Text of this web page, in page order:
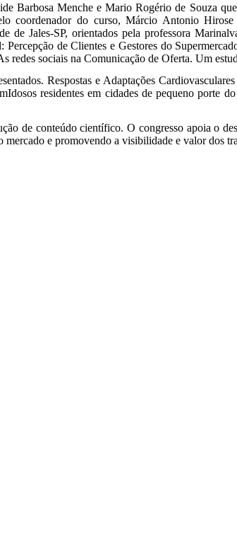
Barbosa Menche e Mario Rogério de Souza
coordenador do curso, Márcio Antonio
de Jales-SP, orientados pela professora
de Clientes e Gestores do
redes sociais na Comunicação de Oferta. Um
Respostas e Adaptações
residentes em cidades de pequeno porte
de conteúdo científico. O congresso apoia o
e promovendo a visibilidade e valor dos